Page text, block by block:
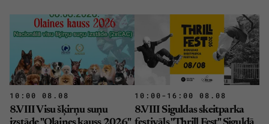
10:00 08.08
8.VIII Visu šķirņu suņu
10:00-16:00 08.08
8.VIII Siguldas skeitparka